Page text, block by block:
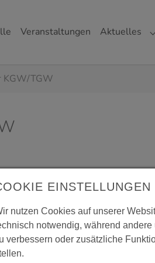
"Verein"
Veranstaltungen Aktuelles
KGW/TGW
EINSTELLUNGEN
nutzen Cookies auf unserer
notwendig, während
verbessern oder zusätzliche